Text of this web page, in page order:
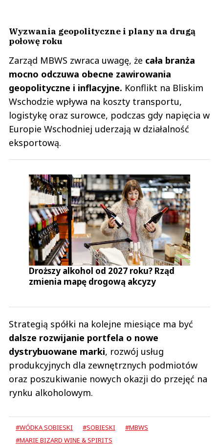
Wyzwania geopolityczne i plany na drugą
połowę roku
Zarząd MBWS zwraca uwagę, że cała branża
mocno odczuwa obecne zawirowania
geopolityczne i inflacyjne. Konflikt na Bliskim
Wschodzie wpływa na koszty transportu,
logistykę oraz surowce, podczas gdy napięcia w
Europie Wschodniej uderzają w działalność
eksportową.
Droższy alkohol od 2027 roku? Rząd
zmienia mapę drogową akcyzy
Strategią spółki na kolejne miesiące ma być
dalsze rozwijanie portfela o nowe
dystrybuowane marki, rozwój usług
produkcyjnych dla zewnętrznych podmiotów
oraz poszukiwanie nowych okazji do przejęć na
rynku alkoholowym.
#WÓDKA SOBIESKI #SOBIESKI
#MBWS
#MARIE BIZARD WINE & SPIRITS